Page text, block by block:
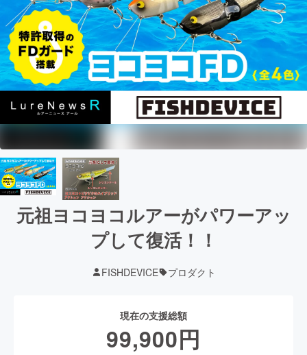
元祖ヨコヨコルアーがパワーアッ
プして復活！！
FISHDEVICE プロダクト
現在の支援総額
99,900円